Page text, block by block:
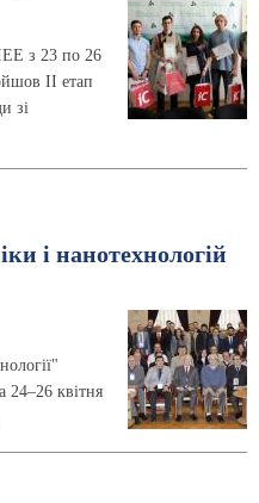
з 23 по 26
ІІ етап
зі
і нанотехнологій
квітня